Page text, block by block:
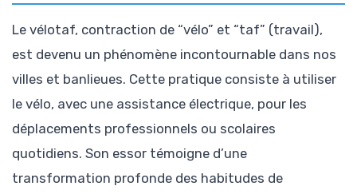
Le vélotaf, contraction de “vélo” et “taf” (travail),
est devenu un phénomène incontournable dans nos
villes et banlieues. Cette pratique consiste à utiliser
le vélo, avec une assistance électrique, pour les
déplacements professionnels ou scolaires
quotidiens. Son essor témoigne d’une
transformation profonde des habitudes de